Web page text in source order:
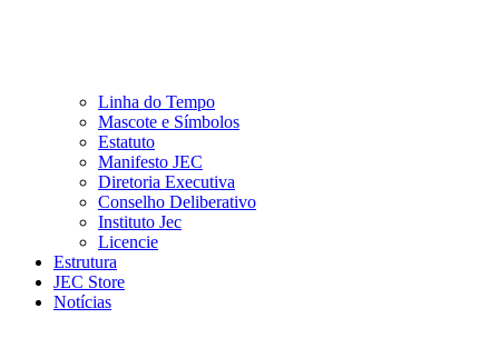
Linha do Tempo
Mascote e Símbolos
Estatuto
Manifesto JEC
Diretoria Executiva
Conselho Deliberativo
Instituto Jec
Licencie
Estrutura
JEC Store
Notícias